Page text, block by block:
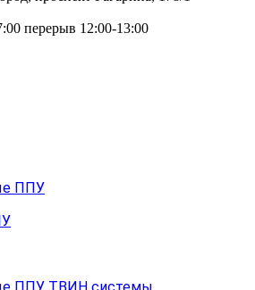
перерыв 12:00-13:00
ППУ